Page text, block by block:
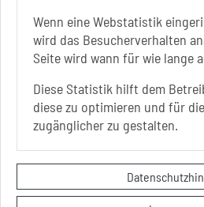
Wenn eine Webstatistik
wird das Besucherverhalten
Seite wird wann für wie lange
Diese Statistik hilft dem
diese zu optimieren und für
zugänglicher zu gestalten.
Sie befinden sich hier Startseite
Veranstaltungen
Datenschutzerklärung